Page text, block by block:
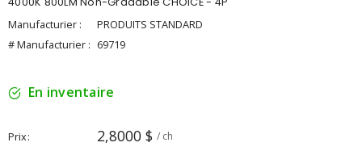
Manufacturier :
PRODUITS STANDARD
# Manufacturier : 69719
En inventaire
Prix 2,8000 $ / ch